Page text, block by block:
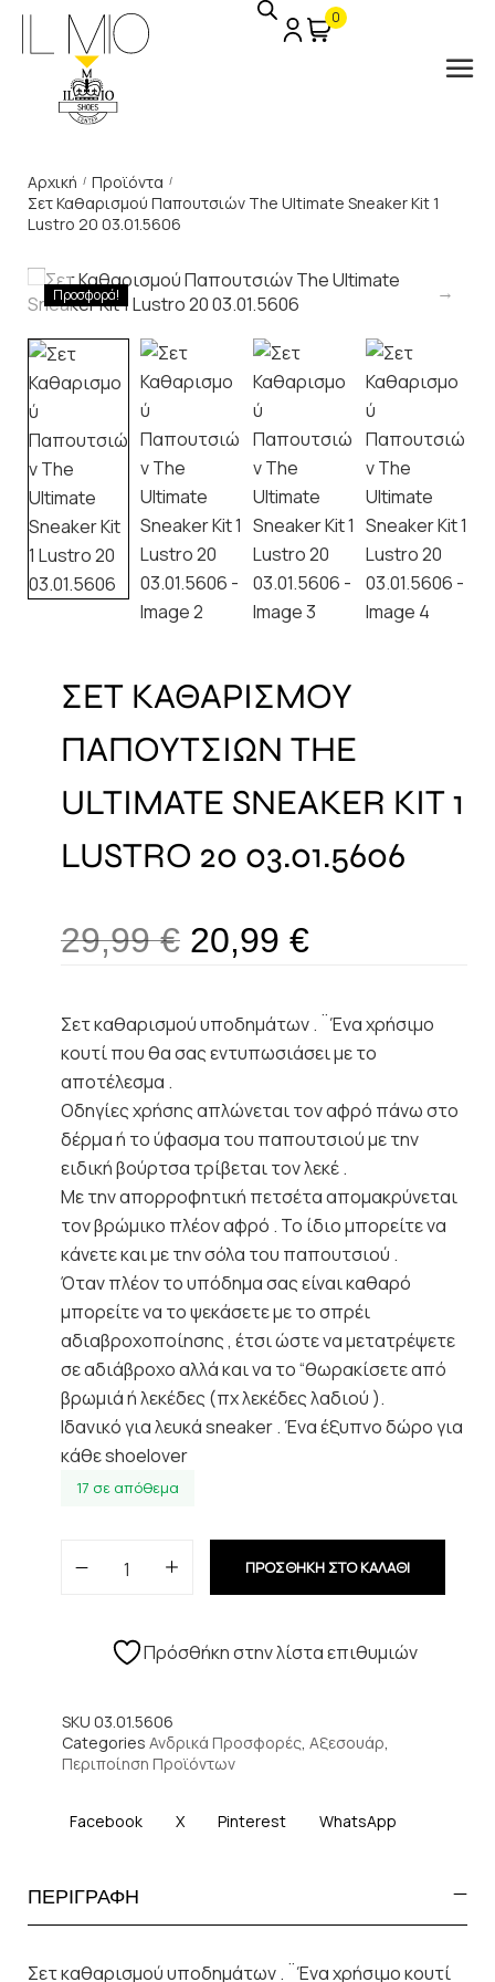
0
Αρχική / Προϊόντα /
Σετ Καθαρισμού Παπουτσιών The Ultimate Sneaker Kit 1
Lustro 20 03.01.5606
Προσφορά!
ΣΕΤ ΚΑΘΑΡΙΣΜΟΥ
ΠΑΠΟΥΤΣΙΩΝ THE
ULTIMATE SNEAKER KIT 1
LUSTRO 20 03.01.5606
29,99€ 20,99 €
Σετ καθαρισμού υποδημάτων . ¨Ένα χρήσιμο
κουτί που θα σας εντυπωσιάσει με το
αποτέλεσμα .
Οδηγίες χρήσης απλώνεται τον αφρό πάνω στο
δέρμα ή το ύφασμα του παπουτσιού με την
ειδική βούρτσα τρίβεται τον λεκέ .
Με την απορροφητική πετσέτα απομακρύνεται
τον βρώμικο πλέον αφρό . Το ίδιο μπορείτε να
κάνετε και με την σόλα του παπουτσιού .
Όταν πλέον το υπόδημα σας είναι καθαρό
μπορείτε να το ψεκάσετε με το σπρέι
αδιαβροχοποίησης , έτσι ώστε να μετατρέψετε
σε αδιάβροχο αλλά και να το “θωρακίσετε από
βρωμιά ή λεκέδες (πχ λεκέδες λαδιού ).
Ιδανικό για λευκά sneaker . Ένα έξυπνο δώρο για
κάθε shoelover
17 σε απόθεμα
ΠΡΟΣΘΗΚΗ ΣΤΟ ΚΑΛΑΘΙ
Πρόσθήκη στην λίστα επιθυμιών
SKU 03.01.5606
Categories Ανδρικά Προσφορές, Αξεσουάρ,
Περιποίηση Προϊόντων
Facebook X Pinterest WhatsApp
ΠΕΡΙΓΡΑΦΗ
Σετ καθαρισμού υποδημάτων . ¨Ένα χρήσιμο κουτί